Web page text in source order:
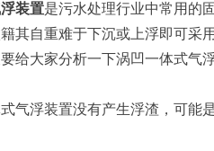
装置是污水处理行业中常用的
其自重难于下沉或上浮即可采
给大家分析一下涡凹一体式气
气浮装置没有产生浮渣，可能